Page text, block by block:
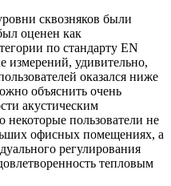
сквозняков были
оценен как
по стандарту EN
измерений, удивительно,
оказался ниже
объяснить очень
акустическим
пользователи не
офисных помещениях, а
регулирования
тепловым